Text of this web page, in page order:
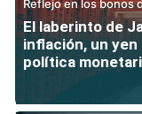
Reflejo en los bonos
El laberinto de
inflación, un yen
política